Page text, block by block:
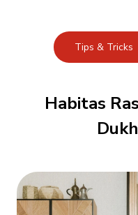
Tips & Tricks
Habitas